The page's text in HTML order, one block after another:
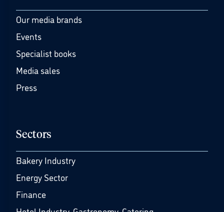
Our media brands
Events
Specialist books
Media sales
Press
Sectors
Bakery Industry
Energy Sector
Finance